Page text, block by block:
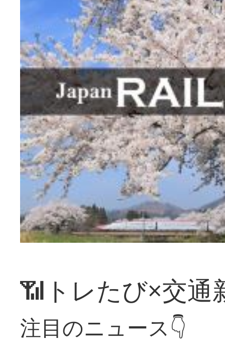
📶トレたび×交通
注目のニュース👇